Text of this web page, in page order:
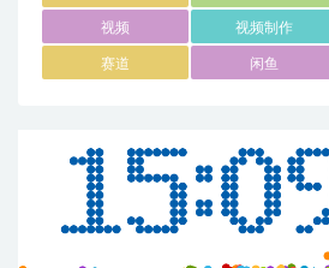
视频 视频制作
赛道 闲鱼